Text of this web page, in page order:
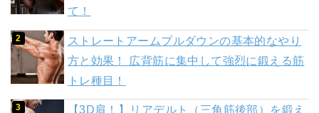
て！
ストレートアームプルダウンの基本的なやり
方と効果！ 広背筋に集中して強烈に鍛える筋
トレ種目！
【3D肩！】リアデルト（三角筋後部）を鍛え